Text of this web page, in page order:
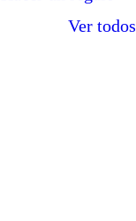
Ver todos